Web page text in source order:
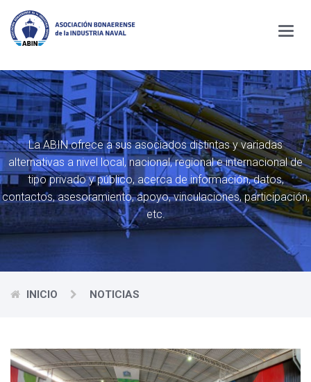
Menú
La ABIN ofrece a sus asociados distintas y variadas
alternativas a nivel local, nacional,regional e internacional de
tipo privado y público, acerca de información, datos,
contactos,asesoramiento, apoyo, vinculaciones, participación,
etc.
INICIO NOTICIAS